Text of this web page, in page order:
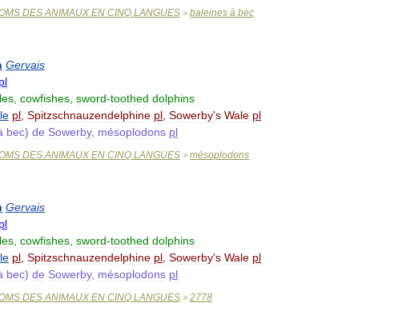
DES ANIMAUX EN CINQ LANGUES > baleines à bec
Gervais
pl
cowfishes sword-toothed dolphins
pl Spitzschnauzendelphine pl Sowerby's Wale pl
bec) de Sowerby, mésoplodons pl
DES ANIMAUX EN CINQ LANGUES > mésoplodons
Gervais
pl
cowfishes sword-toothed dolphins
pl Spitzschnauzendelphine pl Sowerby's Wale pl
bec) de Sowerby, mésoplodons pl
DES ANIMAUX EN CINQ LANGUES > 2778